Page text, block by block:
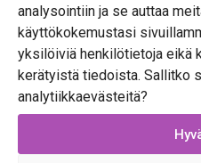
analysointiin ja se auttaa
käyttökokemustasi
yksilöiviä henkilötietoja eikä
kerätyistä tiedoista. Sallitko
analytiikkaevästeitä?
Location
Location Innovation
teknologian
maksuttomia
keskisuurille